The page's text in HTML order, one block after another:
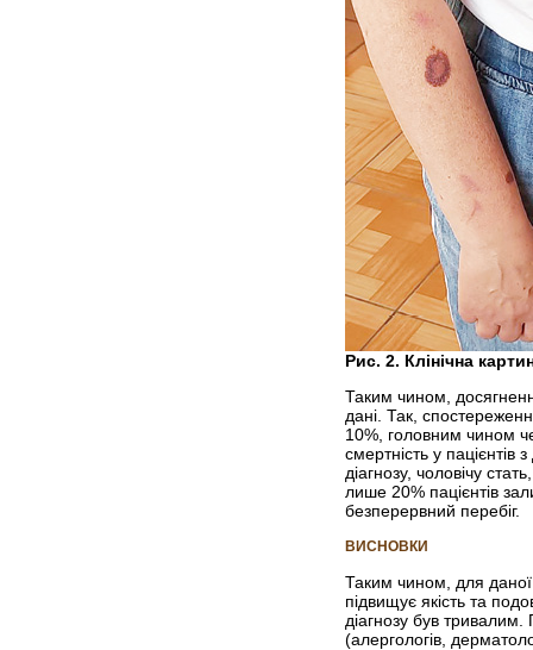
Рис. 2. Клінічна
Таким чином,
дані. Так,
10%, головним чином
смертність у
діагнозу, чоловічу
лише 20% пацієнтів
безперервний перебіг.
ВИСНОВКИ
Таким чином, для даної
підвищує якість та
діагнозу був тривалим.
(алергологів,